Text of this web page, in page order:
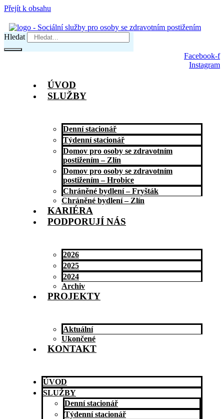
Přejít k obsahu
Hledat
Facebook-f
Instagram
ÚVOD
SLUŽBY
Denní stacionář
Týdenní stacionář
Domov pro osoby se zdravotním
postižením – Zlín
Domov pro osoby se zdravotním
postižením – Hrobice
Chráněné bydlení – Fryšták
Chráněné bydlení – Zlín
KARIÉRA
PODPORUJÍ NÁS
2026
2025
2024
Archiv
PROJEKTY
Aktuální
Ukončené
KONTAKT
ÚVOD
SLUŽBY
Denní stacionář
Týdenní stacionář